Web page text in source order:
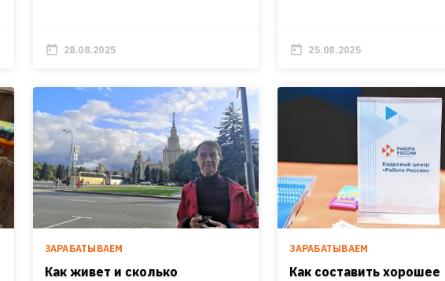
28.08.2025 25.08.2025
ЗАРАБАТЫВАЕМ
Как живет и сколько
ЗАРАБАТЫВАЕМ
Как составить хорошее